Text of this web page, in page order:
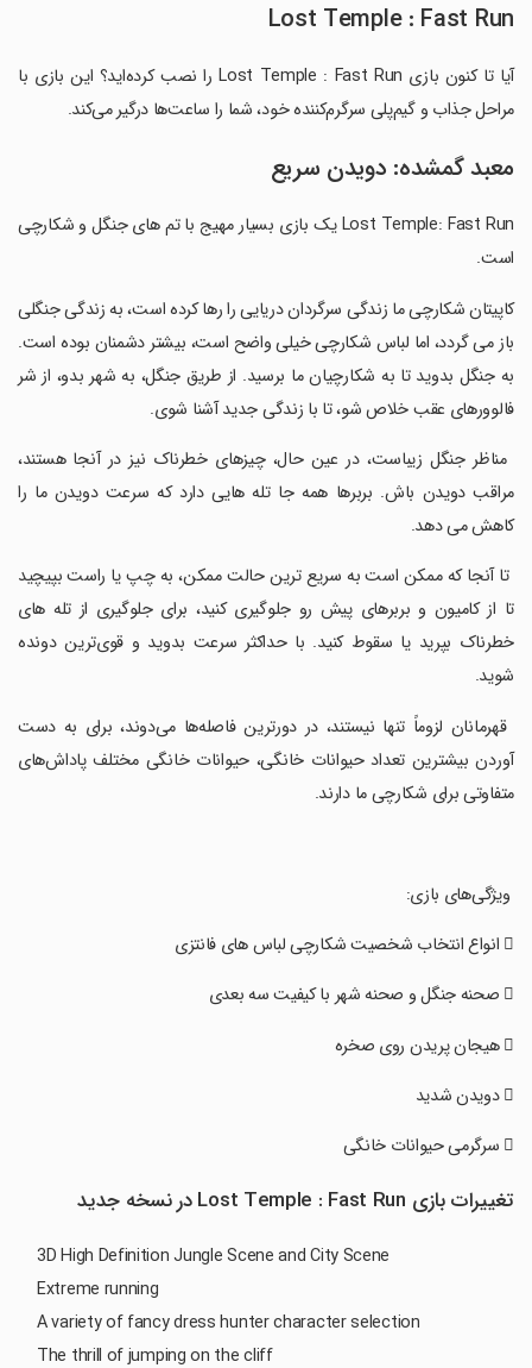
Lost Temple : Fast Run
آیا تا کنون بازی Lost Temple : Fast Run را نصب کرده‌اید؟ این بازی با
مراحل جذاب و گیم‌پلی سرگرم‌کننده خود، شما را ساعت‌ها درگیر می‌کند.
معبد گمشده: دویدن سریع
Lost Temple: Fast Run یک بازی بسیار مهیج با تم های جنگل و شکارچی
است.
‏کاپیتان شکارچی ما زندگی سرگردان دریایی را رها کرده است، به زندگی جنگلی
باز می گردد، اما لباس شکارچی خیلی واضح است، بیشتر دشمنان بوده است.
به جنگل بدوید تا به شکارچیان ما برسید. از طریق جنگل، به شهر بدو، از شر
فالوورهای عقب خلاص شو، تا با زندگی جدید آشنا شوی.
‏ مناظر جنگل زیباست، در عین حال، چیزهای خطرناک نیز در آنجا هستند،
مراقب دویدن باش. بربرها همه جا تله هایی دارد که سرعت دویدن ما را
کاهش می دهد.
‏ تا آنجا که ممکن است به سریع ترین حالت ممکن، به چپ یا راست بپیچید
تا از کامیون و بربرهای پیش رو جلوگیری کنید، برای جلوگیری از تله های
خطرناک بپرید یا سقوط کنید. با حداکثر سرعت بدوید و قوی‌ترین دونده
شوید.
‏ قهرمانان لزوماً تنها نیستند، در دورترین فاصله‌ها می‌دوند، برای به دست
آوردن بیشترین تعداد حیوانات خانگی، حیوانات خانگی مختلف پاداش‌های
متفاوتی برای شکارچی ما دارند.
‏ ویژگی‌های بازی:
تغییرات بازی Lost Temple : Fast Run در نسخه جدید
3D High Definition Jungle Scene and City Scene
Extreme running
A variety of fancy dress hunter character selection
The thrill of jumping on the cliff